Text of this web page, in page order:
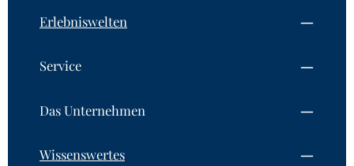
Erlebniswelten
Service
Das Unternehmen
Wissenswertes